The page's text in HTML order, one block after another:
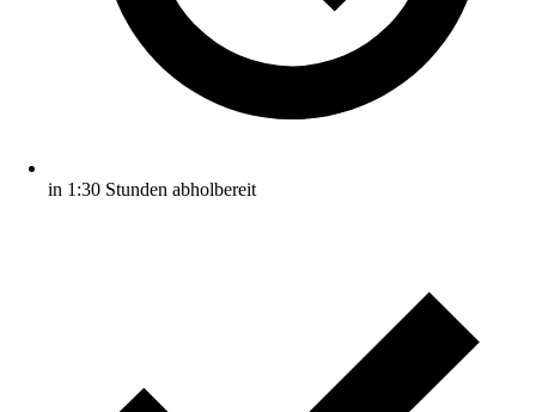
in 1:30 Stunden abholbereit